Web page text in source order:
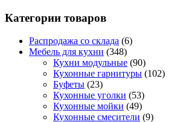
Категории товаров
Распродажа со склада (6)
Мебель для кухни (348)
Кухни модульные (90)
Кухонные гарнитуры (102)
Буфеты (23)
Кухонные уголки (53)
Кухонные мойки (49)
Кухонные смесители (9)